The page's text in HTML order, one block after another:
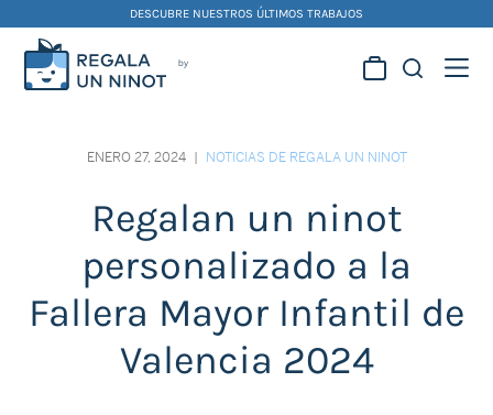
content
DESCUBRE NUESTROS ÚLTIMOS TRABAJOS
falleros y foguereros
ENERO 27, 2024 | NOTICIAS DE REGALA UN NINOT
Regalan un ninot
personalizado a la
Fallera Mayor Infantil de
Valencia 2024